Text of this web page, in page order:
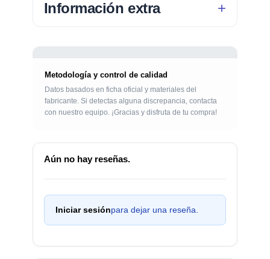
Información extra
Metodología y control de calidad
Datos basados en ficha oficial y materiales del
fabricante. Si detectas alguna discrepancia, contacta
con nuestro equipo. ¡Gracias y disfruta de tu compra!
Aún no hay reseñas.
Iniciar sesiónpara dejar una reseña.